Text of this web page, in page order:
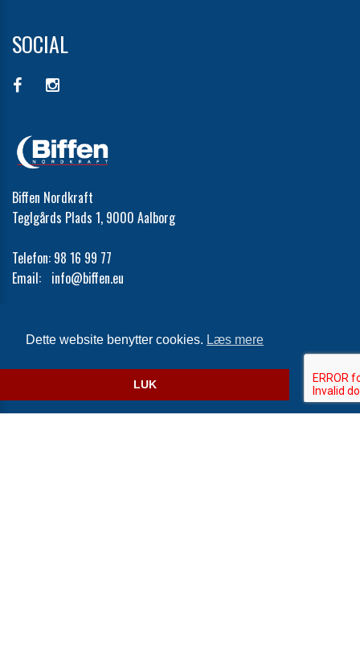
Dette website benytter cookies. Læs mere
LUK
SOCIAL
Biffen Nordkraft
Teglgårds Plads 1, 9000 Aalborg
Telefon: 98 16 99 77
Email: info@biffen.eu